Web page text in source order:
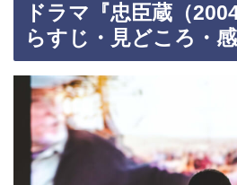
ドラマ『忠臣蔵（
らすじ・見どころ・